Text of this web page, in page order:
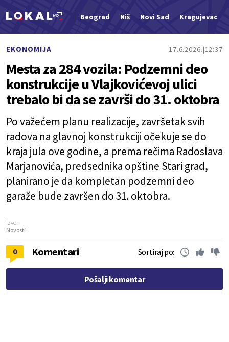
Beograd Niš Novi Sad Kragujevac
EKONOMIJA 17.6.2026. 12:37
Mesta za 284 vozila: Podzemni deo
konstrukcije u Vlajkovićevoj ulici
trebalo bi da se završi do 31. oktobra
Po važećem planu realizacije, završetak svih
radova na glavnoj konstrukciji očekuje se do
kraja jula ove godine, a prema rečima Radoslava
Marjanovića, predsednika opštine Stari grad,
planirano je da kompletan podzemni deo
garaže bude završen do 31. oktobra.
Izvor:
Novosti
0 Komentari Sortiraj po:
Pošalji komentar